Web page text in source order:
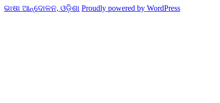
ଭାଷା ଆନ୍ଦୋଳନ, ଓଡ଼ିଶା Proudly powered by WordPress